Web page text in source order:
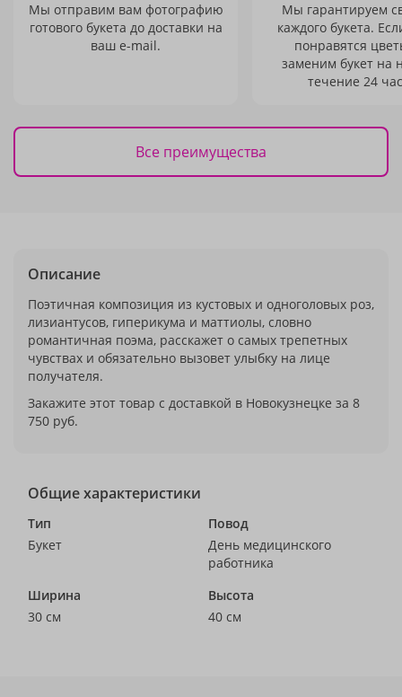
Мы отправим вам фотографию
готового букета до доставки на
ваш e-mail.
Мы гарантируем
каждого букета.
понравятся
заменим букет на
течение 24
Все преимущества
Описание
Поэтичная композиция из кустовых и одноголовых роз,
лизиантусов, гиперикума и маттиолы, словно
романтичная поэма, расскажет о самых трепетных
чувствах и обязательно вызовет улыбку на лице
получателя.
Закажите этот товар с доставкой в Новокузнецке за 8
750 руб.
Общие характеристики
Тип
Букет
Повод
День медицинского
работника
Ширина
30 см
Высота
40 см